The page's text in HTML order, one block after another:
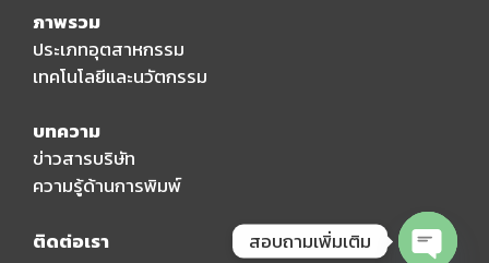
ภาพรวม
ประเภทอุตสาหกรรม
เทคโนโลยีและนวัตกรรม
บทความ
ข่าวสารบริษัท
ความรู้ด้านการพิมพ์
ติดต่อเรา
สอบถามเพิ่มเติม